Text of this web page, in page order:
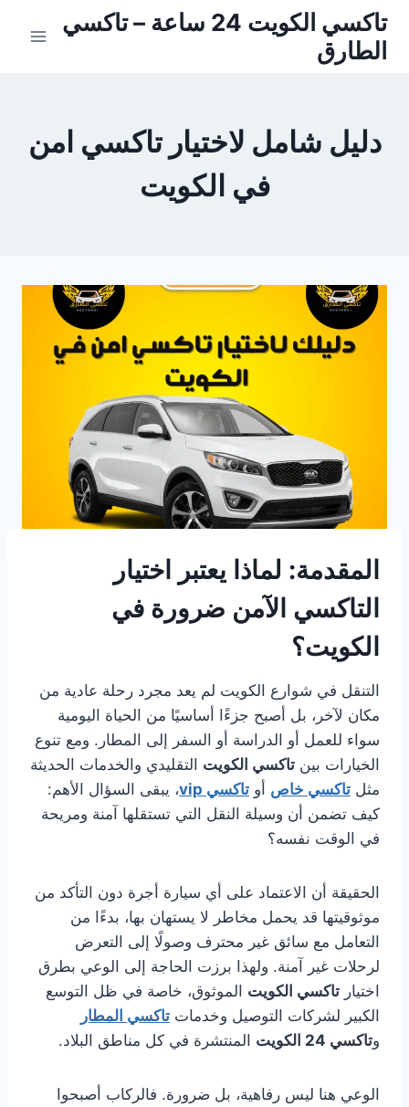
التجاوز
المحتوى
تاكسي الكويت 24 ساعة – تاكسي
الطارق
دليل شامل لاختيار تاكسي امن
في الكويت
المقدمة: لماذا يعتبر اختيار
التاكسي الآمن ضرورة في
الكويت؟
التنقل في شوارع الكويت لم يعد مجرد رحلة عادية من
مكان لآخر، بل أصبح جزءًا أساسيًا من الحياة اليومية
سواء للعمل أو الدراسة أو السفر إلى المطار. ومع تنوع
الخيارات بين تاكسي الكويت التقليدي والخدمات الحديثة
مثل تاكسي خاص أو تاكسي vip
، يبقى السؤال الأهم:
كيف تضمن أن وسيلة النقل التي تستقلها آمنة ومريحة
في الوقت نفسه؟
الحقيقة أن الاعتماد على أي سيارة أجرة دون التأكد من
موثوقيتها قد يحمل مخاطر لا يستهان بها، بدءًا من
التعامل مع سائق غير محترف وصولًا إلى التعرض
لرحلات غير آمنة. ولهذا برزت الحاجة إلى الوعي بطرق
اختيار تاكسي الكويت الموثوق، خاصة في ظل التوسع
الكبير لشركات التوصيل وخدمات تاكسي المطار
وتاكسي 24 الكويت المنتشرة في كل مناطق البلاد.
الوعي هنا ليس رفاهية، بل ضرورة. فالركاب أصبحوا